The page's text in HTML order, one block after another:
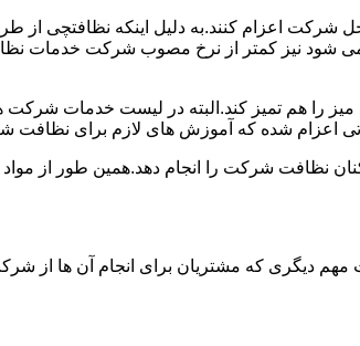
شرکت اعزام کنند.به دلیل اینکه نظافتچی از
می شود نیز کمتر از نرخ مصوب شرکت خدمات
میز را هم تمیز کند.البته در لیست خدمات
اعزام شده که آموزش های لازم برای نظافت
نظافت شرکت را انجام دهد.همین طور از مواد
دیگری که مشتریان برای انجام آن ها از